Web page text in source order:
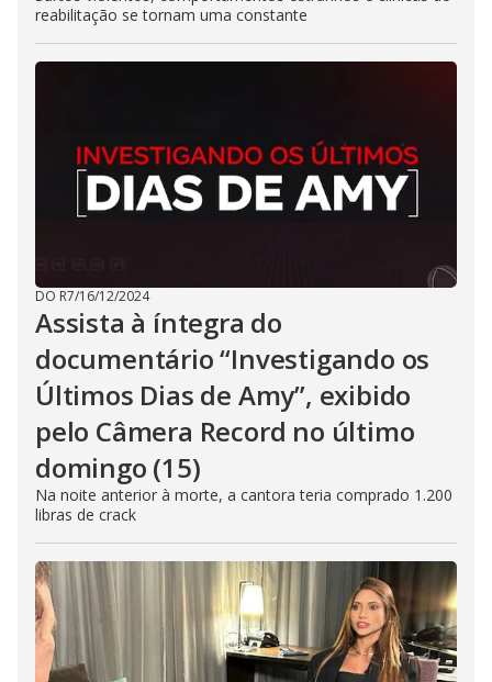
reabilitação se tornam uma constante
DO R7/16/12/2024
Assista à íntegra do
documentário “Investigando os
Últimos Dias de Amy”, exibido
pelo Câmera Record no último
domingo (15)
Na noite anterior à morte, a cantora teria comprado 1.200
libras de crack